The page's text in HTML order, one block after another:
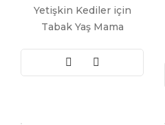
Yetişkin Kediler için
Tabak Yaş Mama